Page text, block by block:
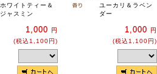
ホワイトティー＆
ジャスミン
1,000
円
(税込1,100円)
ユーカリ＆ラベン
ダー
1,000
円
(税込1,100円)